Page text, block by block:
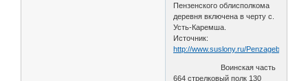
Пензенского облисполкома
деревня включена в черту с.
Усть-Каремша.
Источник:
http://www.suslony.ru/Penzagebiet/
Воинская часть
664 стрелковый полк 130